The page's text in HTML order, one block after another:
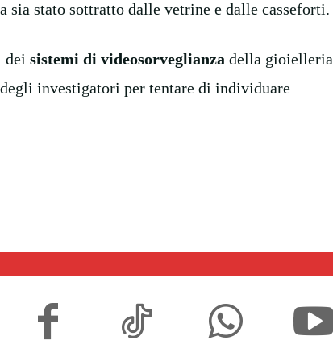
sia stato sottratto dalle vetrine e dalle casseforti.
dei sistemi di videosorveglianza della gioielleria
investigatori per tentare di individuare